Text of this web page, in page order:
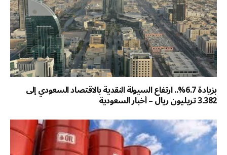
بزيادة 6.7%.. ارتفاع السيولة النقدية بالاقتصاد السعودي إلى
3.382 تريليون ريال – أخبار السعودية